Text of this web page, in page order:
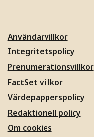
Användarvillkor
Integritetspolicy
Prenumerationsvillkor
FactSet villkor
Värdepapperspolicy
Redaktionell policy
Om cookies